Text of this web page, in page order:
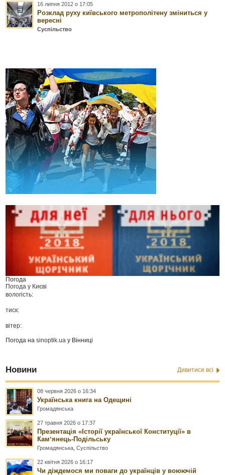
16 липня 2012 о 17:05
Розклад руху київського метрополітену зміниться у
вересні
Суспільство
Погода
Погода у Києві
вологість:
тиск:
вітер:
Погода наsinoptik.ua у Вінниці
Новини Дивитися всі
08 червня 2026 о 16:34
Українська книга на Одещині
Громадянська
27 травня 2026 о 17:37
Презентація «Історії української Конституції» в
Камʼянець-Подільську
Громадянська ,Суспільство
22 квітня 2026 о 16:17
Чи діждемося ми поваги до українців у воюючій